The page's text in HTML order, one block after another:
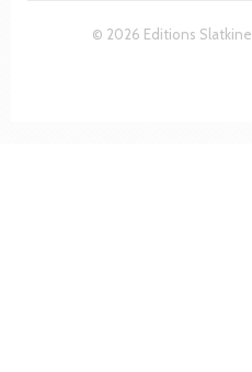
© 2026 Editions